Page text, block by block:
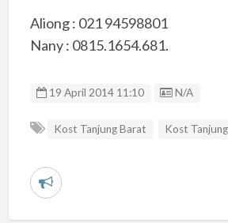
Aliong : 021 94598801
Nany : 0815.1654.681.
19 April 2014 11:10 Listing ID
N/A
Kost Tanjung Barat Kost
L